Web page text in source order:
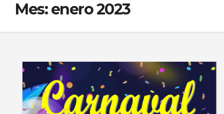
Mes:enero 2023